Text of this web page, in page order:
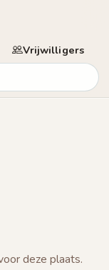
Vrijwilligers
deze plaats.